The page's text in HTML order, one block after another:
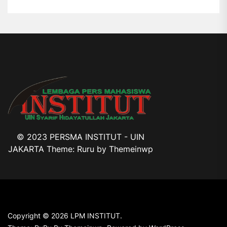
© 2023 PERSMA INSTITUT - UIN
JAKARTA Theme: Ruru by Themeinwp
Copyright © 2026 LPM INSTITUT.